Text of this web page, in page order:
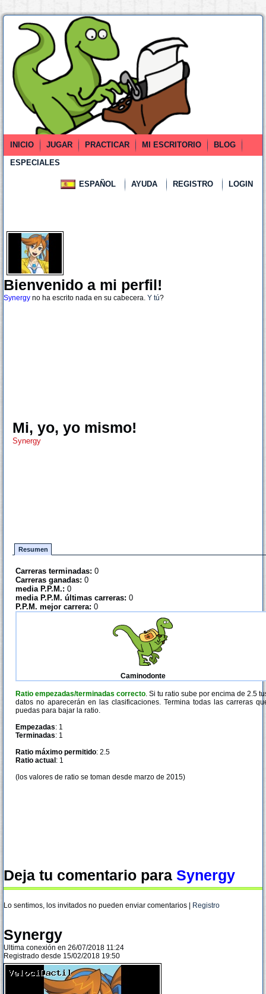
INICIO JUGAR PRACTICAR MI ESCRITORIO
BLOG
ESPECIALES
ESPAÑOL AYUDA REGISTRO LOGIN
Bienvenido a mi perfil!
Synergy no ha escrito nada en su cabecera. Y tú?
Mi, yo, yo mismo!
Synergy
Resumen
Carreras terminadas: 0
Carreras ganadas: 0
media P.P.M.: 0
media P.P.M. últimas carreras: 0
P.P.M. mejor carrera: 0
Caminodonte
Ratio empezadas/terminadas correcto. Si tu ratio sube por encima de 2.5
datos no aparecerán en las clasificaciones. Termina todas las carreras
puedas para bajar la ratio.
Empezadas: 1
Terminadas: 1
Ratio máximo permitido: 2.5
Ratio actual : 1
(los valores de ratio se toman desde marzo de 2015)
Deja tu comentario para Synergy
Lo sentimos, los invitados no pueden enviar comentarios | Registro
Synergy
Ultima conexión en 26/07/2018 11:24
Registrado desde 15/02/2018 19:50